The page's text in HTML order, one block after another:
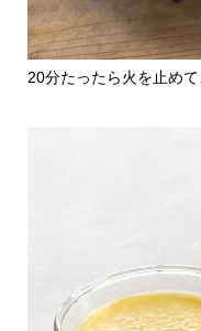
20分たったら火を止め